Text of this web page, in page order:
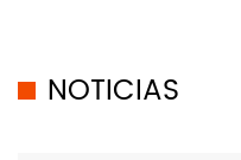
NOTICIAS